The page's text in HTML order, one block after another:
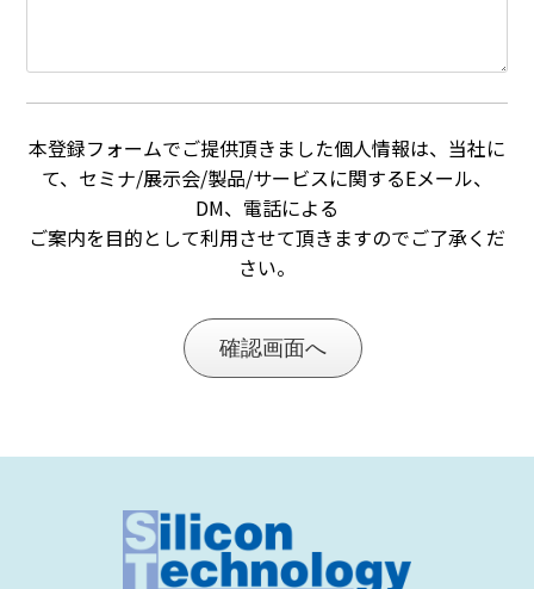
本登録フォームでご提供頂きました個人情報は、当社に
て、セミナ/展示会/製品/サービスに関するEメール、
DM、電話による
ご案内を目的として利用させて頂きますのでご了承くだ
さい。
確認画面へ